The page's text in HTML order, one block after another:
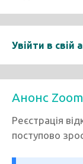
Увійти в свій
Анонс
Реєстрація
поступово